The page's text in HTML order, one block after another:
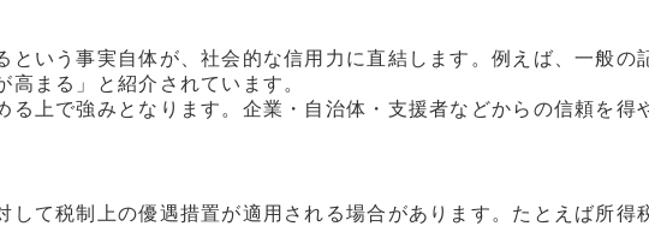
という事実自体が、社会的な信用力に直結します。例えば、一般の
まる」と紹介されています。
上で強みとなります。企業・自治体・支援者などからの信頼を得
て税制上の優遇措置が適用される場合があります。たとえば所得